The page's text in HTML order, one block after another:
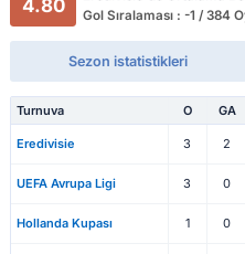
4.80
Gol Sıralaması : -1 / 384
Sezon istatistikleri
Turnuva O GA
Eredivisie 3 2
UEFA Avrupa Ligi 3 0
Hollanda Kupası 1 0